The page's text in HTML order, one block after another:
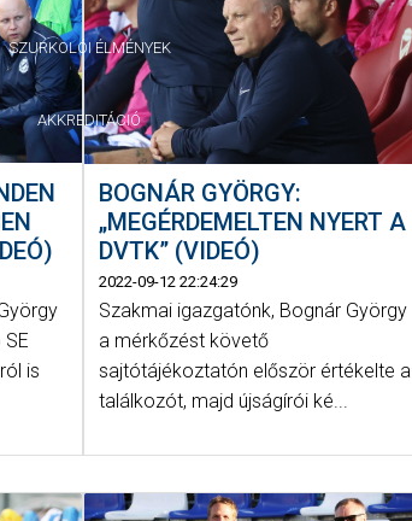
SZURKOLÓI ÉLMÉNYEK
AKKREDITÁCIÓ
is
BOGNÁR GYÖRGY:
„MEGÉRDEMELTEN NYERT A
DVTK” (VIDEÓ)
2022-09-12 22:24:29
Szakmai igazgatónk, Bognár György
a mérkőzést követő
sajtótájékoztatón először értékelte a
találkozót, majd újságírói ké...